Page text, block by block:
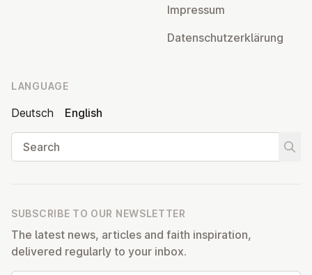
Impressum
Datens­chutzerklärung
LANGUAGE
Deutsch
English
Search
SUBSCRIBE TO OUR NEWSLETTER
The latest news, articles and faith inspiration,
delivered regularly to your inbox.